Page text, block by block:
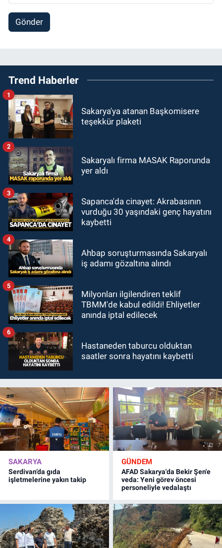
Gönder
Trend Haberler
Sakarya'ya atanan Başkomisere
teşekkür plaketi
1
Sakaryalı firma MASAK Raporunda
yer aldı
2
Sapanca'da cinayet: Akrabasının
vurduğu 30 yaşındaki genç hayatını
kaybetti
3
Ahbap soruşturmasında Sakaryalı
iş adamı gözaltına alındı
4
Milyonları ilgilendiren teklif
TBMM'de kabul edildi! Ehliyetler
anında iptal edilecek
5
Hastaneden taburcu olduktan
saatler sonra hayatını kaybetti
6
SAKARYA
Serdivan’da gıda
işletmelerine yakın takip
GÜNDEM
AFAD Sakarya'da Bekir Şen'e
veda: Yeni görev öncesi
personeliyle vedalaştı